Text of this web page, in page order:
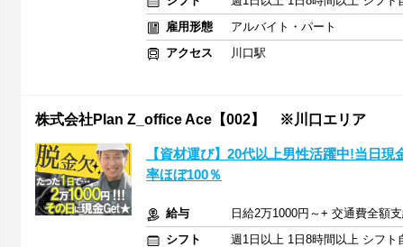
雇用形態
アルバイト・パート
アクセス
川口駅
株式会社Plan Z_office Ace【002】 ※川口エリア
【資材運び】20代以上男性活躍中!当日
率ほぼ100％
給与
日給2万1000円～+ 交通費全額
シフト
週1日以上 1日8時間以上 シフト